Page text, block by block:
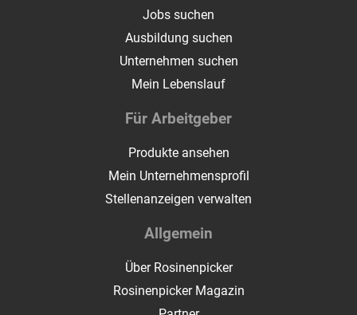
Jobs suchen
Ausbildung suchen
Unternehmen suchen
Mein Lebenslauf
Für Arbeitgeber
Produkte ansehen
Mein Unternehmensprofil
Stellenanzeigen verwalten
Allgemein
Über Rosinenpicker
Rosinenpicker Magazin